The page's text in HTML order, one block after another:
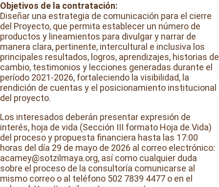
Objetivos de la contratación:
Diseñar una estrategia de comunicación para el cierre
del Proyecto, que permita establecer un número de
productos y lineamientos para divulgar y narrar de
manera clara, pertinente, intercultural e inclusiva los
principales resultados, logros, aprendizajes, historias de
cambio, testimonios y lecciones generadas durante el
período 2021-2026, fortaleciendo la visibilidad, la
rendición de cuentas y el posicionamiento institucional
del proyecto.
Los interesados deberán presentar expresión de
interés, hoja de vida (Sección III formato Hoja de Vida)
del proceso y propuesta financiera hasta las 17:00
horas del día 29 de mayo de 2026 al correo electrónico:
acamey@sotzilmaya.org, así como cualquier duda
sobre el proceso de la consultoría comunicarse al
mismo correo o al teléfono 502 7839 4477 o en el